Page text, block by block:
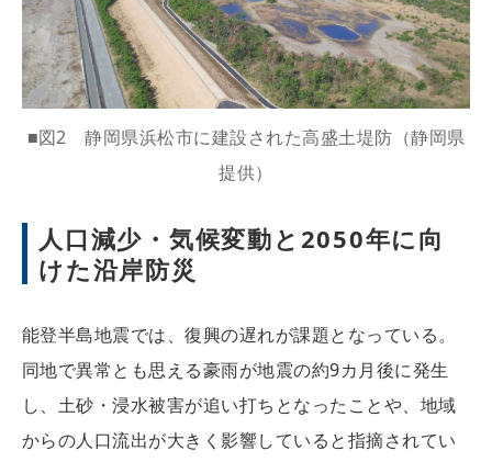
■図2 静岡県浜松市に建設された高盛土堤防（静岡県
提供）
人口減少・気候変動と2050年に向
けた沿岸防災
能登半島地震では、復興の遅れが課題となっている。
同地で異常とも思える豪雨が地震の約9カ月後に発生
し、土砂・浸水被害が追い打ちとなったことや、地域
からの人口流出が大きく影響していると指摘されてい